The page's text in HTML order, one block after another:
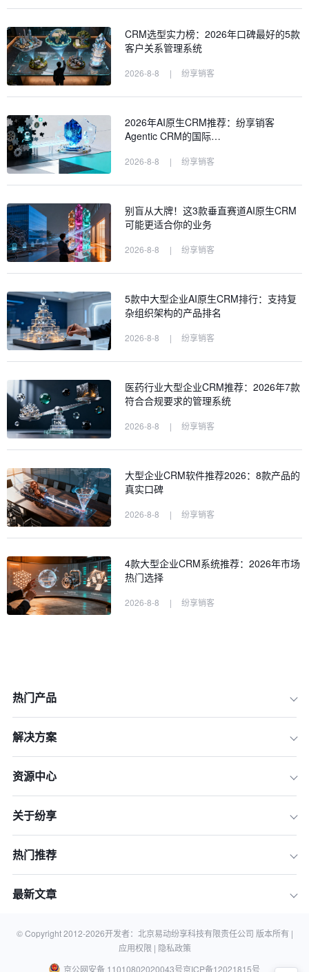
三、提供产品展示和演示
七、后续跟进和评估
CRM选型实力榜：2026年口碑最好的5款
客户关系管理系统
2026-8-8 | 纷享销客
2026年AI原生CRM推荐：纷享销客
Agentic CRM的国际…
2026-8-8 | 纷享销客
别盲从大牌！这3款垂直赛道AI原生CRM
可能更适合你的业务
2026-8-8 | 纷享销客
5款中大型企业AI原生CRM排行：支持复
杂组织架构的产品排名
2026-8-8 | 纷享销客
医药行业大型企业CRM推荐：2026年7款
符合合规要求的管理系统
2026-8-8 | 纷享销客
大型企业CRM软件推荐2026：8款产品的
真实口碑
2026-8-8 | 纷享销客
4款大型企业CRM系统推荐：2026年市场
热门选择
2026-8-8 | 纷享销客
热门产品
解决方案
资源中心
关于纷享
热门推荐
最新文章
© Copyright 2012-2026开发者：北京易动纷享科技有限责任公司 版本所有 |
应用权限 | 隐私政策
京公网安备 11010802020043号京ICP备12021815号